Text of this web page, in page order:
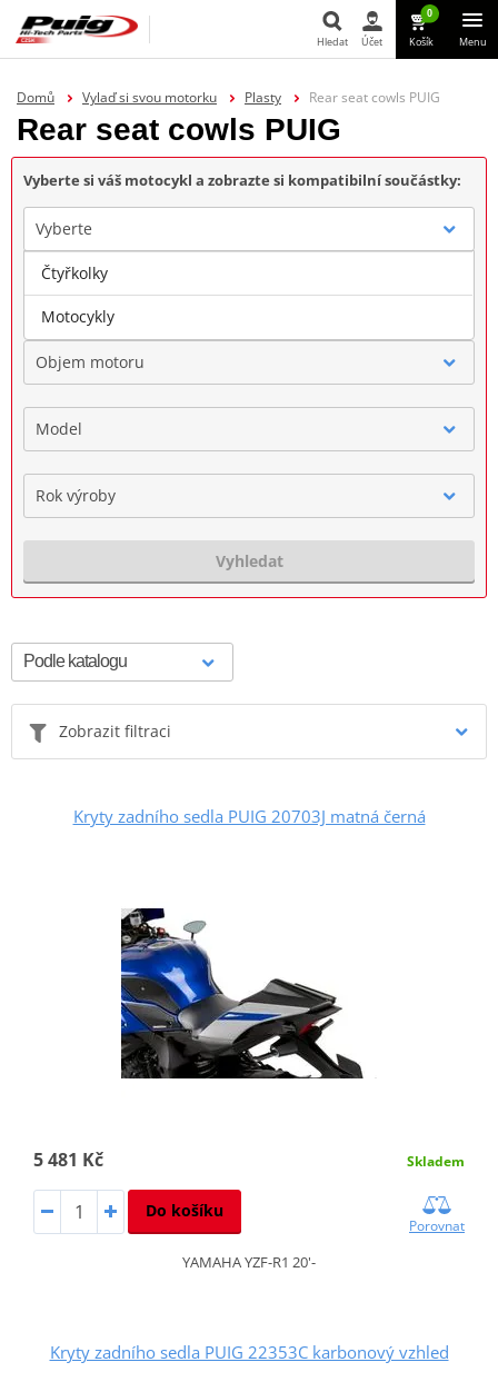
Hledat
Hledat Účet
0
Košík Menu
Domů Vylaď si svou motorku Plasty Rear seat cowls PUIG
Rear seat cowls PUIG
Vyberte si váš motocykl a zobrazte si kompatibilní součástky:
Vyberte
Značka
Objem motoru
Model
Rok výroby
Vyhledat
Zobrazit filtraci
Kryty zadního sedla PUIG 20703J matná černá
5 481 Kč Skladem
Do košíku
Porovnat
YAMAHA YZF-R1 20'-
Kryty zadního sedla PUIG 22353C karbonový vzhled
Čtyřkolky
Motocykly